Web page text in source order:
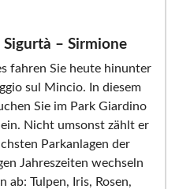
Sigurtà – Sirmione
fahren Sie heute hinunter
sul Mincio. In diesem
Sie im Park Giardino
Nicht umsonst zählt er
Parkanlagen der
Jahreszeiten wechseln
Tulpen, Iris, Rosen,